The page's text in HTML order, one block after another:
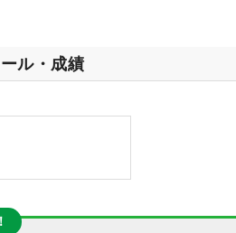
ル・成績